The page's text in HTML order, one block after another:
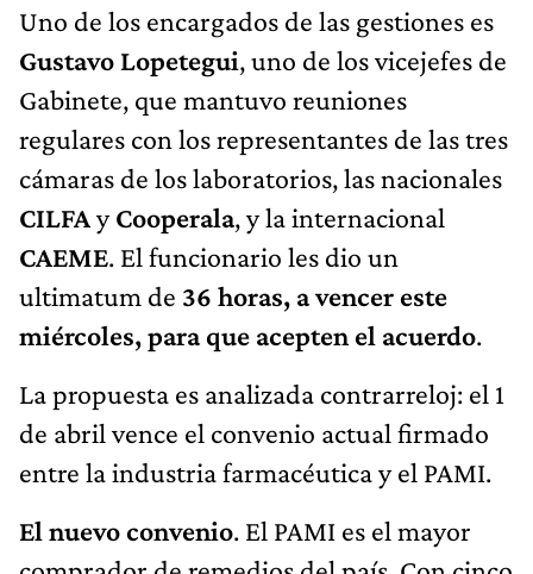
Uno de los encargados de las gestiones es
Gustavo Lopetegui, uno de los vicejefes de
Gabinete, que mantuvo reuniones
regulares con los representantes de las tres
cámaras de los laboratorios, las nacionales
CILFAyCooperala, y la internacional
CAEME. El funcionario les dio un
ultimatum de 36 horas, a vencer este
miércoles, para que acepten el acuerdo.
La propuesta es analizada contrarreloj: el 1
de abril vence el convenio actual firmado
entre la industria farmacéutica y el PAMI.
El nuevo convenio. El PAMI es el mayor